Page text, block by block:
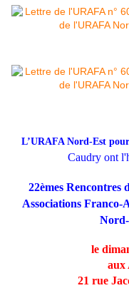
L’URAFA Nord-Est
Caudry ont
22èmes Rencontres
Associations
le
aux
21 rue